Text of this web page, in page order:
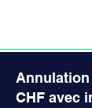
CHF avec